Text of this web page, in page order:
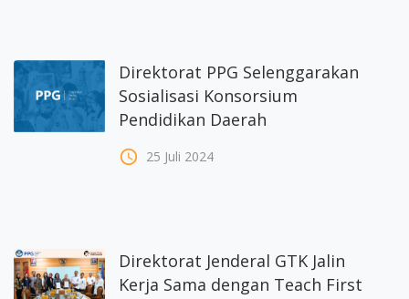
Direktorat PPG Selenggarakan
Sosialisasi Konsorsium
Pendidikan Daerah
access_time 25 Juli 2024
Direktorat Jenderal GTK Jalin
Kerja Sama dengan Teach First